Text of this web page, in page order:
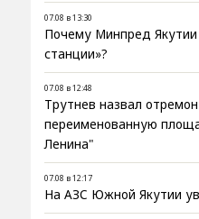
07.08 в 13:30
Почему Минпред Якутии
станции»?
07.08 в 12:48
Трутнев назвал
переименованную
Ленина"
07.08 в 12:17
На АЗС Южной Якутии